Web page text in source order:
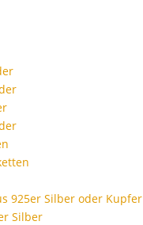
925er Silber oder Kupfer
Silber